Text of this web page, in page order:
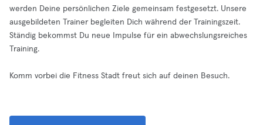
werden Deine persönlichen Ziele gemeinsam festgesetzt. Unsere
ausgebildeten Trainer begleiten Dich während der Trainingszeit.
Ständig bekommst Du neue Impulse für ein abwechslungsreiches
Training.
Komm vorbei die Fitness Stadt freut sich auf deinen Besuch.